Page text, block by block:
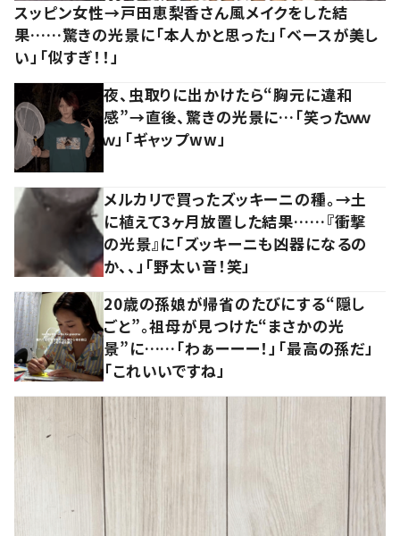
スッピン女性→戸田恵梨香さん風メイクをした結
果……驚きの光景に「本人かと思った」「ベースが美し
い」「似すぎ！！」
夜、虫取りに出かけたら“胸元に違和
感”→直後、驚きの光景に…「笑ったｗｗ
ｗ」「ギャップww」
メルカリで買ったズッキーニの種。→土
に植えて3ヶ月放置した結果……『衝撃
の光景』に「ズッキーニも凶器になるの
か、、」「野太い音！笑」
20歳の孫娘が帰省のたびにする“隠し
ごと”。祖母が見つけた“まさかの光
景”に……「わぁーーー！」「最高の孫だ」
「これいいですね」